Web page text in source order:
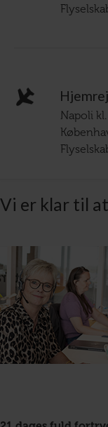
Napoli
Vi er klar til